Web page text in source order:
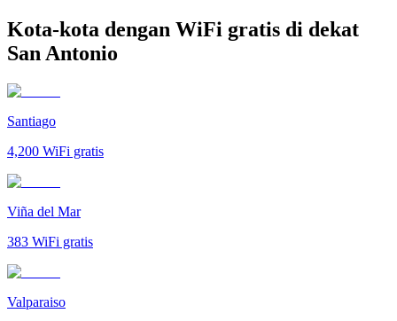
Kota-kota dengan WiFi gratis di dekat
San Antonio
Santiago
4,200 WiFi gratis
Viña del Mar
383 WiFi gratis
Valparaiso